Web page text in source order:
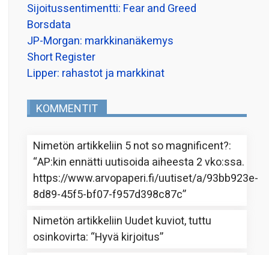
Sijoitussentimentti: Fear and Greed
Borsdata
JP-Morgan: markkinanäkemys
Short Register
Lipper: rahastot ja markkinat
KOMMENTIT
Nimetön artikkeliin 5 not so magnificent?:
“AP:kin ennätti uutisoida aiheesta 2 vko:ssa.
https://www.arvopaperi.fi/uutiset/a/93bb923e-
8d89-45f5-bf07-f957d398c87c”
Nimetön artikkeliin Uudet kuviot, tuttu
osinkovirta: “Hyvä kirjoitus”